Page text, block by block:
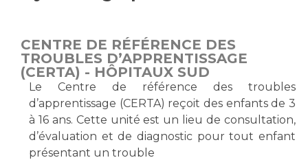
Vous allez être hospitalisé(e)
Vous avez un examen d'imagerie ou de radiologie
à réaliser
Vous avez une analyse à réaliser
Vous venez en consultation
myaphm, votre espace santé en ligne
Infos COVID-19
Emplois administratifs
Emplois médicaux
Espace Formation
Étudiants hospitaliers
Emplois techniques et médico-techniques
Emplois divers
CENTRE DE RÉFÉRENCE DES
TROUBLES D’APPRENTISSAGE
(CERTA) - HÔPITAUX SUD
Le Centre de référence des troubles
d’apprentissage (CERTA) reçoit des enfants de 3
à 16 ans. Cette unité est un lieu de consultation,
d’évaluation et de diagnostic pour tout enfant
présentant un trouble